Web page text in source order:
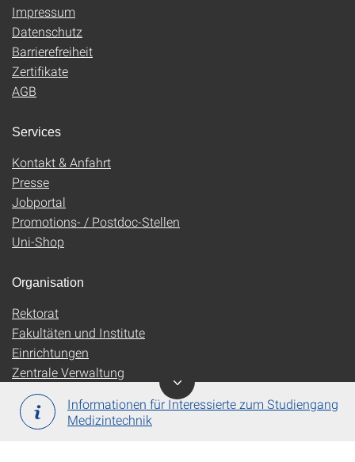
Informationen für Interessierte zum Studiengang
Medizintechnik
Impressum
Datenschutz
Barrierefreiheit
Zertifikate
AGB
Services
Kontakt & Anfahrt
Presse
Jobportal
Promotions- / Postdoc-Stellen
Uni-Shop
Organisation
Rektorat
Fakultäten und Institute
Einrichtungen
Zentrale Verwaltung